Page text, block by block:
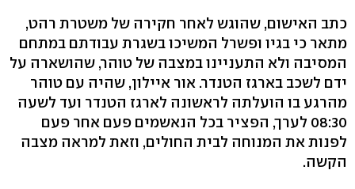
כתב האישום, שהוגש לאחר חקירה של משטרת רהט,
מתאר כי בגיו ופשרל המשיכו בשגרת עבודתם במתחם
המסיבה ולא התעניינו במצבה של טוהר, שהושארה על
ידם לשכב בארגז הטנדר. אור איילון, שהיה עם טוהר
מהרגע בו הועלתה לראשונה לארגז הטנדר ועד לשעה
08:30 לערך, הפציר בכל הנאשמים פעם אחר פעם
לפנות את המנוחה לבית החולים, וזאת למראה מצבה
הקשה.